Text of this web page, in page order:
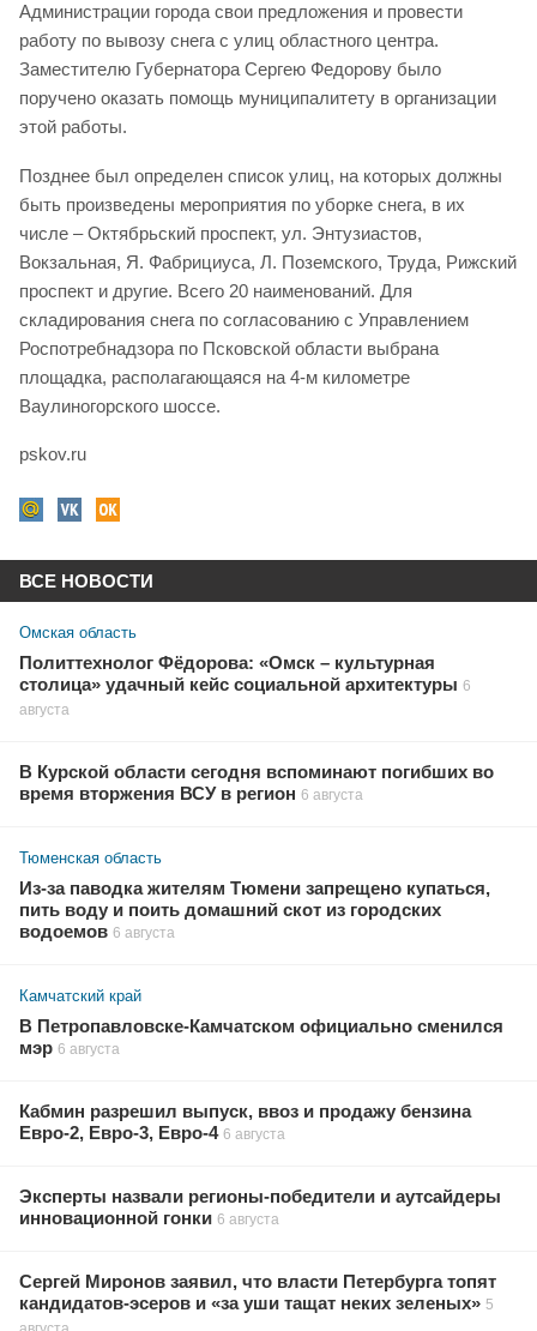
Администрации города свои предложения и провести
работу по вывозу снега с улиц областного центра.
Заместителю Губернатора Сергею Федорову было
поручено оказать помощь муниципалитету в организации
этой работы.
Позднее был определен список улиц, на которых должны
быть произведены мероприятия по уборке снега, в их
числе – Октябрьский проспект, ул. Энтузиастов,
Вокзальная, Я. Фабрициуса, Л. Поземского, Труда, Рижский
проспект и другие. Всего 20 наименований. Для
складирования снега по согласованию с Управлением
Роспотребнадзора по Псковской области выбрана
площадка, располагающаяся на 4-м километре
Ваулиногорского шоссе.
pskov.ru
ВСЕ НОВОСТИ
Омская область
Политтехнолог Фёдорова: «Омск – культурная
столица» удачный кейс социальной архитектуры 6
августа
В Курской области сегодня вспоминают погибших во
время вторжения ВСУ в регион 6 августа
Тюменская область
Из-за паводка жителям Тюмени запрещено купаться,
пить воду и поить домашний скот из городских
водоемов 6 августа
Камчатский край
В Петропавловске-Камчатском официально сменился
мэр 6 августа
Кабмин разрешил выпуск, ввоз и продажу бензина
Евро-2, Евро-3, Евро-4 6 августа
Эксперты назвали регионы-победители и аутсайдеры
инновационной гонки 6 августа
Сергей Миронов заявил, что власти Петербурга топят
кандидатов-эсеров и «за уши тащат неких зеленых» 5